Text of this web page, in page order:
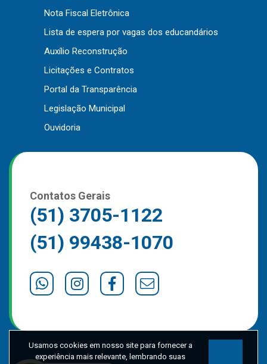
Portal da Transparência
Radar da Transparência
Cespro
Outros
Notícias
Página Inicial
Usamos cookies em nosso site para fornecer a
experiência mais relevante, lembrando suas
Nota Fiscal Eletrônica
Lista de espera por vagas dos educandários
Auxílio Reconstrução
Licitações e Contratos
Portal da Transparência
Legislação Municipal
Ouvidoria
Contatos Gerais
(51) 3705-1122
(51) 99438-1070